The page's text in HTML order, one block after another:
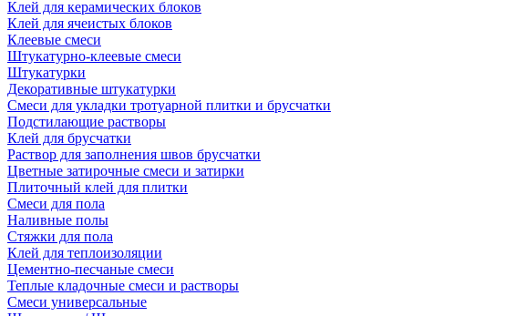
Клей для керамических блоков
Клей для ячеистых блоков
Клеевые смеси
Штукатурно-клеевые смеси
Штукатурки
Декоративные штукатурки
Смеси для укладки тротуарной плитки и брусчатки
Подстилающие растворы
Клей для брусчатки
Раствор для заполнения швов брусчатки
Цветные затирочные смеси и затирки
Плиточный клей для плитки
Смеси для пола
Наливные полы
Стяжки для пола
Клей для теплоизоляции
Цементно-песчаные смеси
Теплые кладочные смеси и растворы
Смеси универсальные